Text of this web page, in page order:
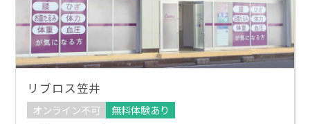
リブロス笠井
オンライン不可
無料体験あり